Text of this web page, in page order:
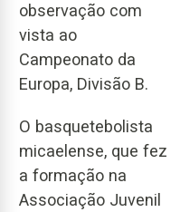
observação com
vista ao
Campeonato da
Europa, Divisão B.
O basquetebolista
micaelense, que fez
a formação na
Associação Juvenil